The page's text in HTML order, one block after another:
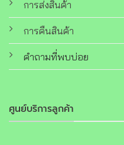
การส่งสินค้า
การคืนสินค้า
คำถามที่พบบ่อย
ศูนย์บริการลูกค้า